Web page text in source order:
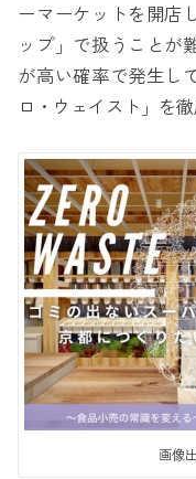
ーマーケットを開店
ップ」で扱うことが
が高い確率で発生し
ロ・ウェイスト」を
画像